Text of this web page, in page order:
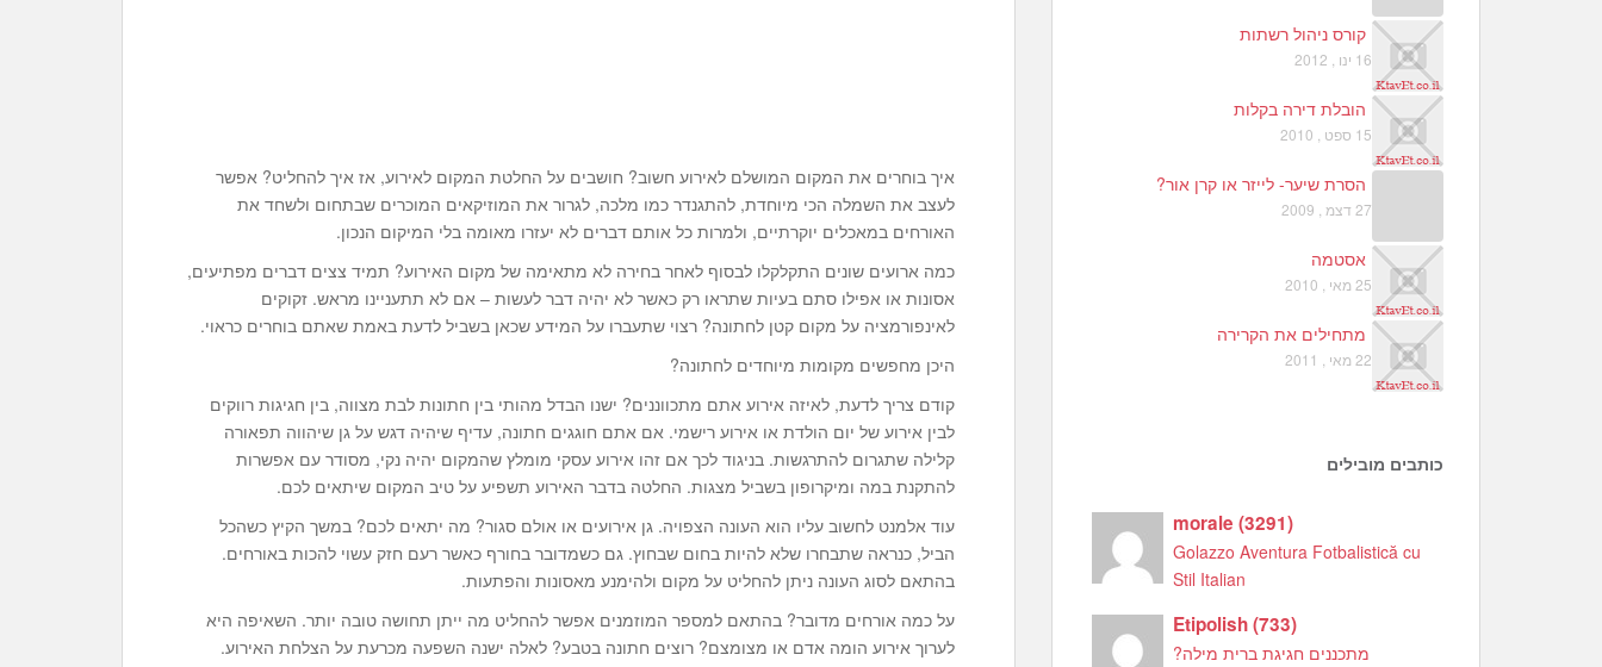
איך בוחרים את המקום המושלם לאירוע חשוב? חושבים על החלטת המקום לאירוע, אז איך להחליט? אפשר
לעצב את השמלה הכי מיוחדת, להתגנדר כמו מלכה, לגרור את המוזיקאים המוכרים שבתחום ולשחד את
האורחים במאכלים יוקרתיים, ולמרות כל אותם דברים לא יעזרו מאומה בלי המיקום הנכון.
כמה ארועים שונים התקלקלו לבסוף לאחר בחירה לא מתאימה של מקום האירוע? תמיד צצים דברים מפתיעים,
אסונות או אפילו סתם בעיות שתראו רק כאשר לא יהיה דבר לעשות – אם לא תתעניינו מראש. זקוקים
לאינפורמציה על מקום קטן לחתונה? רצוי שתעברו על המידע שכאן בשביל לדעת באמת שאתם בוחרים כראוי.
היכן מחפשים מקומות מיוחדים לחתונה?
קודם צריך לדעת, לאיזה אירוע אתם מתכווננים? ישנו הבדל מהותי בין חתונות לבת מצווה, בין חגיגות רווקים
לבין אירוע של יום הולדת או אירוע רישמי. אם אתם חוגגים חתונה, עדיף שיהיה דגש על גן שיהווה תפאורה
קלילה שתגרום להתרגשות. בניגוד לכך אם זהו אירוע עסקי מומלץ שהמקום יהיה נקי, מסודר עם אפשרות
להתקנת במה ומיקרופון בשביל מצגות. החלטה בדבר האירוע תשפיע על טיב המקום שיתאים לכם.
עוד אלמנט לחשוב עליו הוא העונה הצפויה. גן אירועים או אולם סגור? מה יתאים לכם? במשך הקיץ כשהכל
הביל, כנראה שתבחרו שלא להיות בחום שבחוץ. גם כשמדובר בחורף כאשר רעם חזק עשוי להכות באורחים.
בהתאם לסוג העונה ניתן להחליט על מקום ולהימנע מאסונות והפתעות.
על כמה אורחים מדובר? בהתאם למספר המוזמנים אפשר להחליט מה ייתן תחושה טובה יותר. השאיפה היא
לערוך אירוע הומה אדם או מצומצם? רוצים חתונה בטבע? לאלה ישנה השפעה מכרעת על הצלחת האירוע.
קורס ניהול רשתות
16 ינו , 2012
הובלת דירה בקלות
15 ספט , 2010
הסרת שיער- לייזר או קרן אור?
27 דצמ , 2009
אסטמה
25 מאי , 2010
מתחילים את הקרירה
22 מאי , 2011
כותבים מובילים
morale(3291)
Golazzo Aventura Fotbalistică cu
Stil Italian
Etipolish(733)
מתכננים חגיגת ברית מילה?